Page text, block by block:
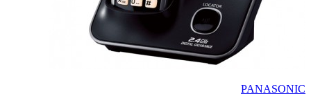
PANASONIC